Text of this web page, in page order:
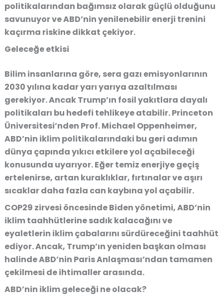
politikalarından bağımsız olarak güçlü olduğunu
savunuyor ve ABD’nin yenilenebilir enerji trenini
kaçırma riskine dikkat çekiyor.
Geleceğe etkisi
Bilim insanlarına göre, sera gazı emisyonlarının
2030 yılına kadar yarı yarıya azaltılması
gerekiyor. Ancak Trump’ın fosil yakıtlara dayalı
politikaları bu hedefi tehlikeye atabilir. Princeton
Üniversitesi’nden Prof. Michael Oppenheimer,
ABD’nin iklim politikalarındaki bu geri adımın
dünya çapında yıkıcı etkilere yol açabileceği
konusunda uyarıyor. Eğer temiz enerjiye geçiş
ertelenirse, artan kuraklıklar, fırtınalar ve aşırı
sıcaklar daha fazla can kaybına yol açabilir.
COP29 zirvesi öncesinde Biden yönetimi, ABD’nin
iklim taahhütlerine sadık kalacağını ve
eyaletlerin iklim çabalarını sürdüreceğini taahhüt
ediyor. Ancak, Trump’ın yeniden başkan olması
halinde ABD’nin Paris Anlaşması’ndan tamamen
çekilmesi de ihtimaller arasında.
ABD’nin iklim geleceği ne olacak?